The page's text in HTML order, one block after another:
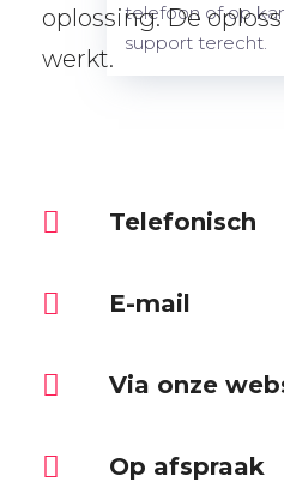
telefoon of op
support terecht.
oplossing. De
werkt.
Telefonisch
E-mail
Via onze
Op afspraak